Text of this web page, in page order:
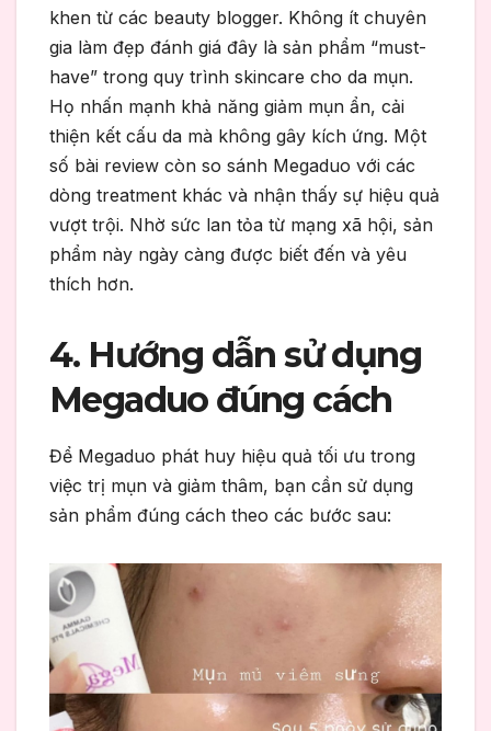
khen từ các beauty blogger. Không ít chuyên
gia làm đẹp đánh giá đây là sản phẩm “must-
have” trong quy trình skincare cho da mụn.
Họ nhấn mạnh khả năng giảm mụn ẩn, cải
thiện kết cấu da mà không gây kích ứng. Một
số bài review còn so sánh Megaduo với các
dòng treatment khác và nhận thấy sự hiệu quả
vượt trội. Nhờ sức lan tỏa từ mạng xã hội, sản
phẩm này ngày càng được biết đến và yêu
thích hơn.
4. Hướng dẫn sử dụng
Megaduo đúng cách
Để Megaduo phát huy hiệu quả tối ưu trong
việc trị mụn và giảm thâm, bạn cần sử dụng
sản phẩm đúng cách theo các bước sau: